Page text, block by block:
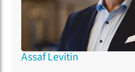
Assaf Levitin